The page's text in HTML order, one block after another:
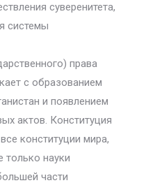
суверенитета,
системы
права
с образованием
и появлением
актов. Конституция
конституции мира,
только науки
части